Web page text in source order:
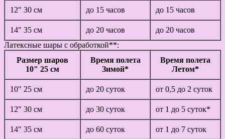
12" 30 см до 15 часов до 15 часов
14" 35 см до 20 часов
до 20 часов
Латексные шары с обработкой**:
Размер шаров
10" 25 см
Время полета
Зимой*
Время полета
Летом*
10" 25 см до 20 суток от 0,5 до 2 суток
12" 30 см до 30 суток от 1 до 5 суток*
14" 35 см до 60 суток
от 1 до 7 суток